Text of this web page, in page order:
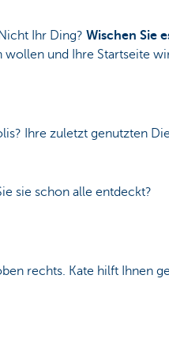
Ihr Ding? Wischen Sie
und Ihre Startseite
Ihre zuletzt genutzten
sie schon alle entdeckt?
rechts. Kate hilft Ihnen